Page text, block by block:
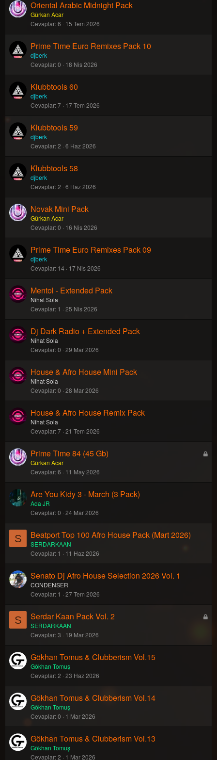
Oriental Arabic Midnight Pack
Gürkan Acar
Cevaplar 6 15 Tem 2026
Prime Time Euro Remixes Pack 10
djberk
Cevaplar 0 18 Nis 2026
Klubbtools 60
djberk
Cevaplar 7 17 Tem 2026
Klubbtools 59
djberk
Cevaplar 2 6 Haz 2026
Klubbtools 58
djberk
Cevaplar 2 6 Haz 2026
Novak Mini Pack
Gürkan Acar
Cevaplar 0 16 Nis 2026
Prime Time Euro Remixes Pack 09
djberk
Cevaplar 14 17 Nis 2026
Mentol - Extended Pack
Nihat Sola
Cevaplar 1 25 Nis 2026
Dj Dark Radio + Extended Pack
Nihat Sola
Cevaplar 0 29 Mar 2026
House & Afro House Mini Pack
Nihat Sola
Cevaplar 0 28 Mar 2026
House & Afro House Remix Pack
Nihat Sola
Cevaplar 7 21 Tem 2026
K
Prime Time 84 (45 Gb)
Gürkan Acar
Cevaplar 6 11 May 2026
Are You Kidy 3 - March (3 Pack)
Ada JR
Cevaplar 0 24 Mar 2026
S Beatport Top 100 Afro House Pack (Mart 2026)
SERDARKAAN
Cevaplar 1 11 Haz 2026
Senato Dj Afro House Selection 2026 Vol. 1
CONDENSER
Cevaplar 1 27 Tem 2026
S
K
i
Serdar Kaan Pack Vol. 2
SERDARKAAN
Cevaplar 3 19 Mar 2026
Gökhan Tomus & Clubberism Vol.15
Gökhan Tomuş
Cevaplar 2 23 Haz 2026
Gökhan Tomus & Clubberism Vol.14
Gökhan Tomuş
Cevaplar 0 1 Mar 2026
Gökhan Tomus & Clubberism Vol.13
Gökhan Tomuş
Cevaplar 2 1 Mar 2026